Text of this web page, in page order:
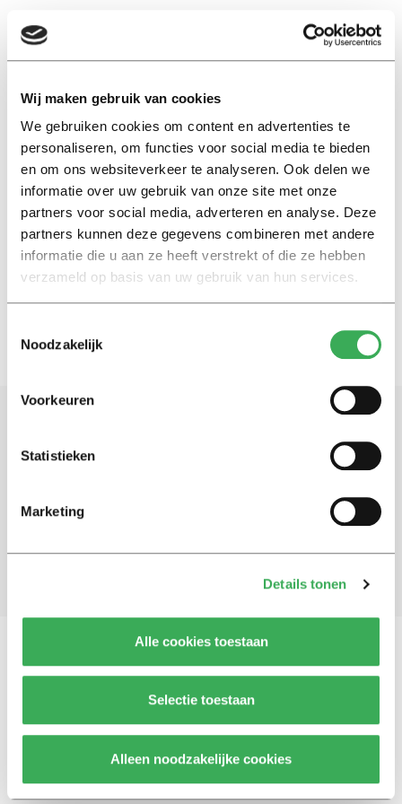
Wij maken gebruik van cookies
We gebruiken cookies om content en advertenties te
personaliseren, om functies voor social media te bieden
en om ons websiteverkeer te analyseren. Ook delen we
informatie over uw gebruik van onze site met onze
partners voor social media, adverteren en analyse. Deze
partners kunnen deze gegevens combineren met andere
informatie die u aan ze heeft verstrekt of die ze hebben
verzameld op basis van uw gebruik van hun services.
Noodzakelijk
Voorkeuren
Statistieken
Marketing
Details tonen
Alle cookies toestaan
Selectie toestaan
Alleen noodzakelijke cookies
EN
communication
My bubble
Leo Higgins on His Bubble: ‘I
Want to Communicate via
Carrier Pigeons’
11 juni 2025
Blijf op de hoogte. Meld je aan voor de nieuwsbrief van
Aanmelden
Vragen, opmerkingen of tips?
© 2026 -Over ons Disclaimer Adverteren Werken bij Contact